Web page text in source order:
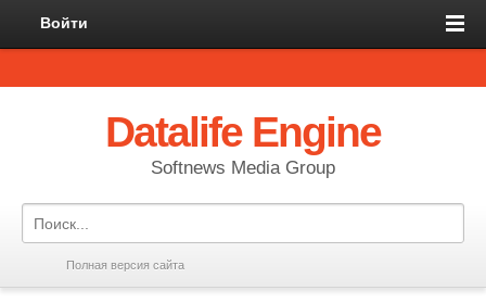
Войти
Datalife Engine
Softnews Media Group
Полная версия сайта